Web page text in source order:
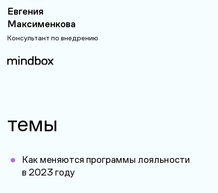
Евгения
Максименкова
Консультант по внедрению
темы
Как меняются программы лояльности
в 2023 году